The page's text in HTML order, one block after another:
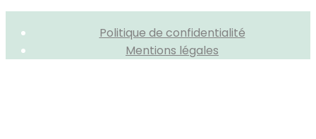
Politique de confidentialité
Mentions légales